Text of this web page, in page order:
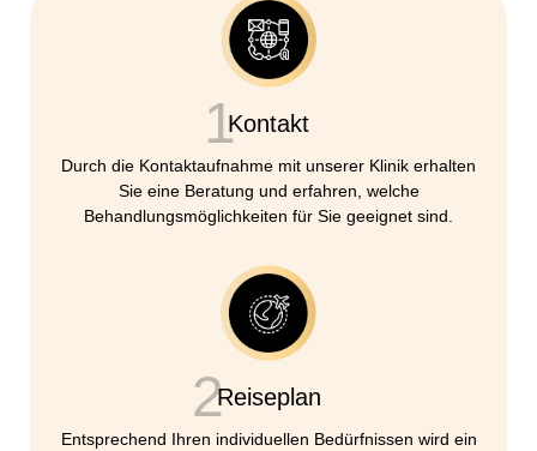
1Kontakt
Durch die Kontaktaufnahme mit unserer Klinik erhalten
Sie eine Beratung und erfahren, welche
Behandlungsmöglichkeiten für Sie geeignet sind.
2Reiseplan
Entsprechend Ihren individuellen Bedürfnissen wird ein